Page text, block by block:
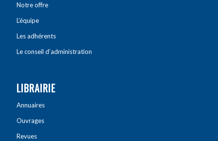
Notre offre
L’équipe
Les adhérents
Le conseil d’administration
LIBRAIRIE
Annuaires
Ouvrages
Revues